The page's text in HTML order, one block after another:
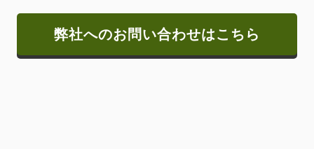
弊社へのお問い合わせはこちら